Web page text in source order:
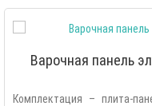
Варочная панель
Комплектация – плита-